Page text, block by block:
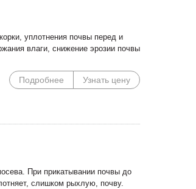
уплотнения почвы перед и
влаги, снижение эрозии почвы
Подробнее Узнать цену
При прикатывании почвы до
слишком рыхлую, почву.